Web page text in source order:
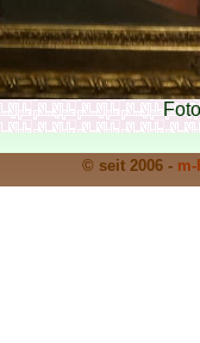
© seit 2006 -